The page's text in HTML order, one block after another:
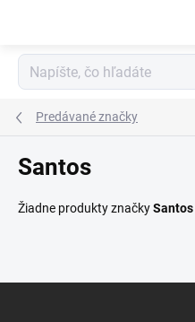
Predávané značky
Santos
Žiadne produkty značkySantos